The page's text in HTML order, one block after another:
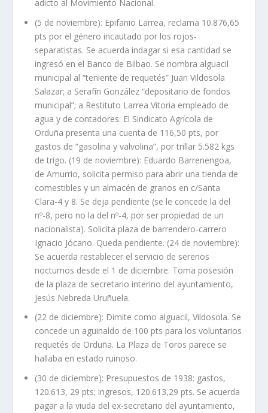
adicto al Movimiento Nacional.
(5 de noviembre): Epifanio Larrea, reclama 10.876,65
pts por el género incautado por los rojos-
separatistas. Se acuerda indagar si esa cantidad se
ingresó en el Banco de Bilbao. Se nombra alguacil
municipal al “teniente de requetés” Juan Vildosola
Salazar; a Serafín González “depositario de fondos
municipal”; a Restituto Larrea Vitoria empleado de
agua y de contadores. El Sindicato Agrícola de
Orduña presenta una cuenta de 116,50 pts, por
gastos de “gasolina y valvolina”, por trillar 5.582 kgs
de trigo. (19 de noviembre): Eduardo Barrenengoa,
de Amurrio, solicita permiso para abrir una tienda de
comestibles y un almacén de granos en c/Santa
Clara-4 y 8. Se deja pendiente (se le concede la del
nº-8, pero no la del nº-4, por ser propiedad de un
nacionalista). Solicita plaza de barrendero-carrero
Ignacio Jócano. Queda pendiente. (24 de noviembre):
Se acuerda restablecer el servicio de serenos
nocturnos desde el 1 de diciembre. Toma posesión
de la plaza de secretario interino del ayuntamiento,
Jesús Nebreda Uruñuela.
(22 de diciembre): Dimite como alguacil, Vildosola. Se
concede un aguinaldo de 100 pts para los voluntarios
requetés de Orduña. La Plaza de Toros parece se
hallaba en estado ruinoso.
(30 de diciembre): Presupuestos de 1938: gastos,
120.613, 29 pts; ingresos, 120.613,29 pts. Se acuerda
pagar a la viuda del ex-secretario del ayuntamiento,